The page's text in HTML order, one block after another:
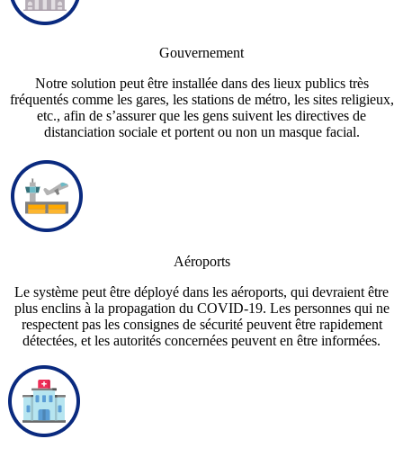
Gouvernement
Notre solution peut être installée dans des lieux publics très
fréquentés comme les gares, les stations de métro, les sites religieux,
etc., afin de s’assurer que les gens suivent les directives de
distanciation sociale et portent ou non un masque facial.
Aéroports
Le système peut être déployé dans les aéroports, qui devraient être
plus enclins à la propagation du COVID-19. Les personnes qui ne
respectent pas les consignes de sécurité peuvent être rapidement
détectées, et les autorités concernées peuvent en être informées.